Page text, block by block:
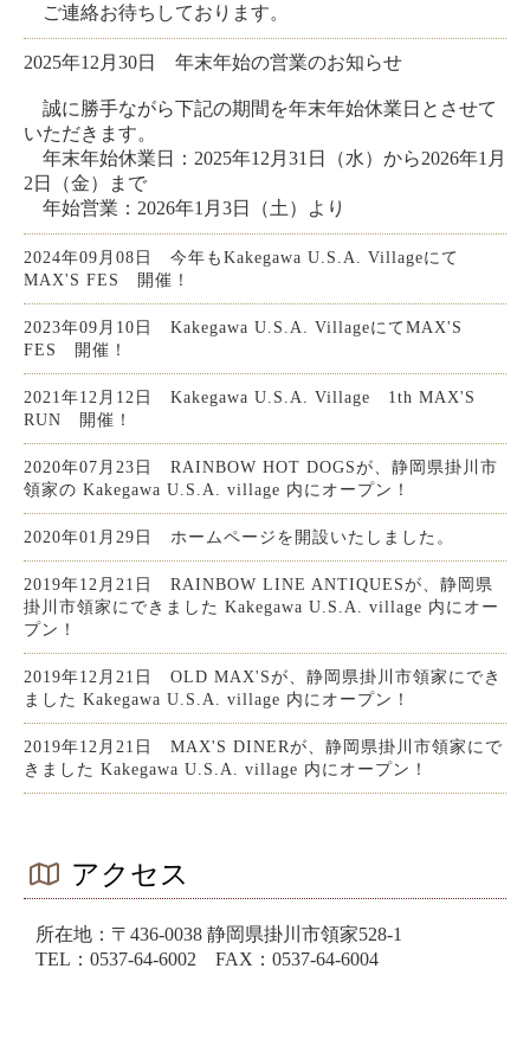
ご連絡お待ちしております。
2025年12月30日 年末年始の営業のお知らせ
誠に勝手ながら下記の期間を年末年始休業日とさせて
いただきます。
年末年始休業日：2025年12月31日（水）から2026年1月
2日（金）まで
年始営業：2026年1月3日（土）より
2024年09月08日 今年もKakegawa U.S.A. Villageにて
MAX'S FES 開催！
2023年09月10日 Kakegawa U.S.A. VillageにてMAX'S
FES 開催！
2021年12月12日 Kakegawa U.S.A. Village 1th MAX'S
RUN 開催！
2020年07月23日 RAINBOW HOT DOGSが、静岡県掛川市
領家の Kakegawa U.S.A. village 内にオープン！
2020年01月29日 ホームページを開設いたしました。
2019年12月21日 RAINBOW LINE ANTIQUESが、静岡県
掛川市領家にできました Kakegawa U.S.A. village 内にオー
プン！
2019年12月21日 OLD MAX'Sが、静岡県掛川市領家にでき
ました Kakegawa U.S.A. village 内にオープン！
2019年12月21日 MAX'S DINERが、静岡県掛川市領家にで
きました Kakegawa U.S.A. village 内にオープン！
アクセス
所在地：〒436-0038 静岡県掛川市領家528-1
TEL：0537-64-6002 FAX：0537-64-6004